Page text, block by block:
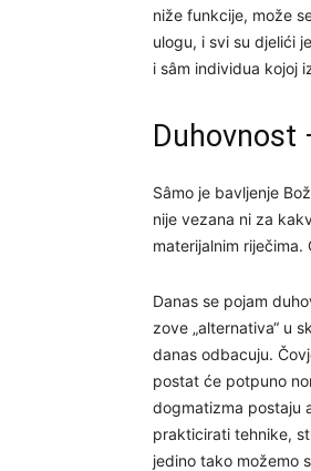
niže funkcije, može
ulogu, i svi su djelići
i sâm individua kojoj
Duhovnost
Sâmo je bavljenje
nije vezana ni za
materijalnim
Danas se pojam
zove „alternativa“ u
danas odbacuju.
postat će potpuno
dogmatizma postaju
prakticirati tehnike,
jedino tako možemo